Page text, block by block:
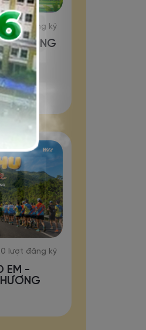
lượt đăng ký
- ĐƯỜNG
lượt đăng ký
EM -